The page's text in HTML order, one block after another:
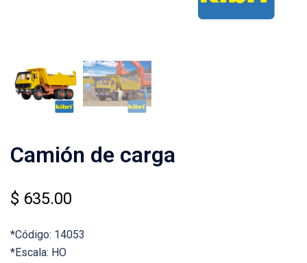
Camión de carga
$ 635.00
*Código: 14053
*Escala: HO